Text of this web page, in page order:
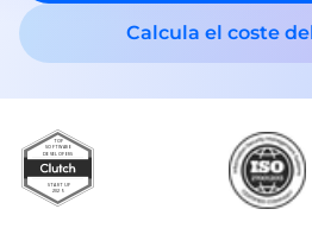
Calcula el coste